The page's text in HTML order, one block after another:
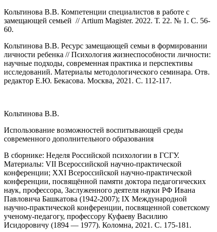
Кольтинова В.В. Компетенции специалистов в работе с
замещающей семьей // Artium Magister. 2022. Т. 22. № 1. С. 56-
60.
Кольтинова В.В. Ресурс замещающей семьи в формировании
личности ребенка // Психология жизнеспособности личности:
научные подходы, современная практика и перспективы
исследований. Материалы методологического семинара. Отв.
редактор Е.Ю. Бекасова. Москва, 2021. С. 112-117.
Кольтинова В.В.
Использование возможностей воспитывающей среды
современного дополнительного образования
В сборнике: Неделя Российской психологии в ГСГУ.
Материалы: VII Всероссийской научно-практической
конференции; XXI Всероссийской научно-практической
конференции, посвящённой памяти доктора педагогических
наук, профессора, Заслуженного деятеля науки РФ Ивана
Павловича Башкатова (1942-2007); IX Международной
научно-практической конференции, посвященной советскому
ученому-педагогу, профессору Куфаеву Василию
Исидоровичу (1894 — 1977). Коломна, 2021. С. 175-181.